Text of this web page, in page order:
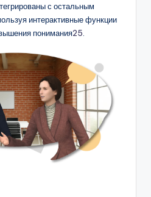
с остальным
интерактивные функции
понимания25